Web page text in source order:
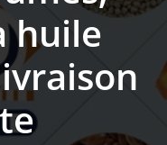
huile